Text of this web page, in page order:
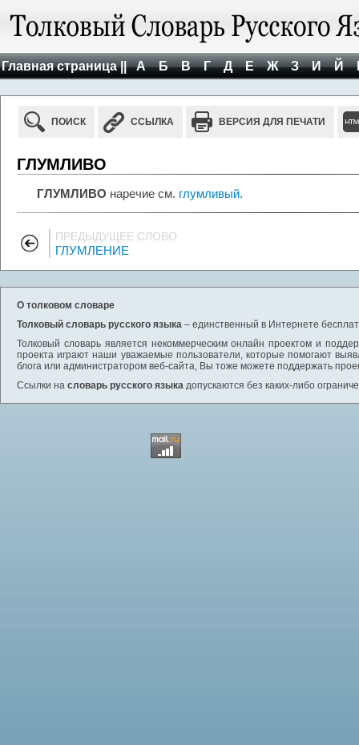
Главная страница || А Б В Г Д Е Ж З И Й
ПОИСК ССЫЛКА ВЕРСИЯ ДЛЯ ПЕЧАТИ
ГЛУМЛИВО
ГЛУМЛИВО наречие см. глумливый.
ПРЕДЫДУЩЕЕ СЛОВО
ГЛУМЛЕНИЕ
О толковом словаре
Толковый словарь русского языка – единственный в Интернете
Толковый словарь является некоммерческим онлайн проектом и
проекта играют наши уважаемые пользователи, которые помогают
блога или администратором веб-сайта, Вы тоже можете поддержать
Ссылки на словарь русского языка допускаются без каких-либо